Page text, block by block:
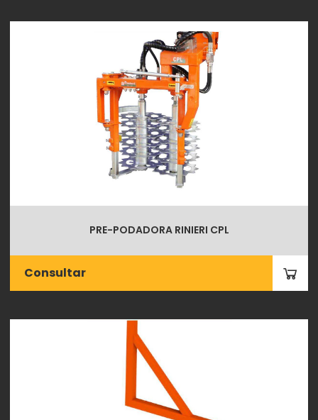
PRE-PODADORA RINIERI CPL
Consultar